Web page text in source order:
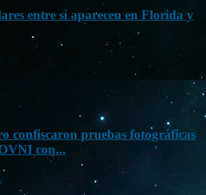
entre sí aparecen en Florida y
confiscaron pruebas fotográficas
con...